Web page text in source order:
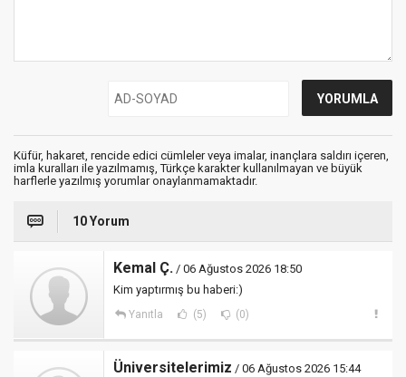
Küfür, hakaret, rencide edici cümleler veya imalar, inançlara saldırı içeren,
imla kuralları ile yazılmamış, Türkçe karakter kullanılmayan ve büyük
harflerle yazılmış yorumlar onaylanmamaktadır.
10 Yorum
Kemal Ç. / 06 Ağustos 2026 18:50
Kim yaptırmış bu haberi:)
Yanıtla (5) (0)
Üniversitelerimiz / 06 Ağustos 2026 15:44